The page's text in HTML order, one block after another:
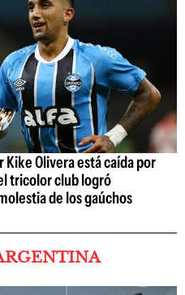
Kike Olivera está caída por
tricolor club logró
de los gaúchos